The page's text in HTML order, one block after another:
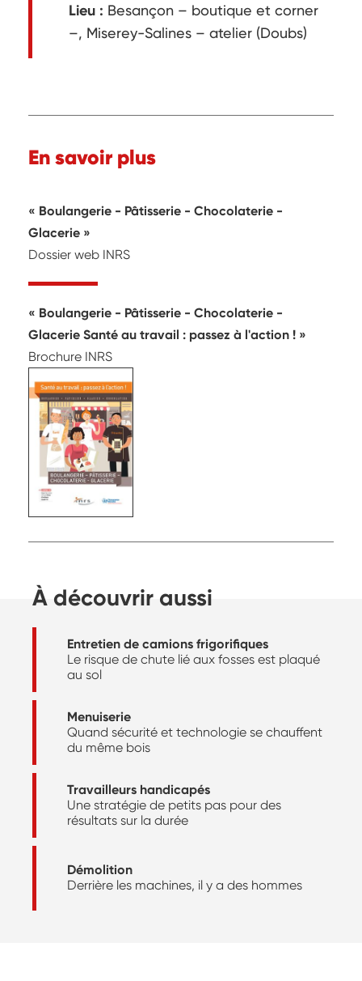
Lieu : Besançon – boutique et corner
–, Miserey-Salines – atelier (Doubs)
En savoir plus
Boulangerie - Pâtisserie - Chocolaterie -
Glacerie
Dossier web INRS
Boulangerie - Pâtisserie - Chocolaterie -
Glacerie Santé au travail : passez à l'action !
Brochure INRS
À découvrir aussi
Entretien de camions frigorifiques
Le risque de chute lié aux fosses est plaqué
au sol
Menuiserie
Quand sécurité et technologie se chauffent
du même bois
Travailleurs handicapés
Une stratégie de petits pas pour des
résultats sur la durée
Démolition
Derrière les machines, il y a des hommes